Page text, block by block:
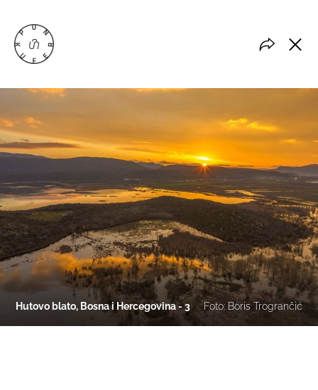
Hutovo blato, Bosna i Hercegovina - 3 Foto: Boris Trogrančić